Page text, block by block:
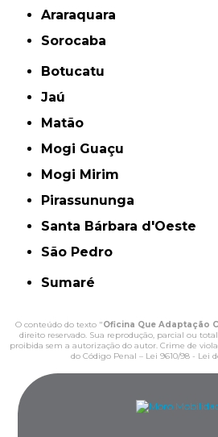
Araraquara
Sorocaba
Botucatu
Jaú
Matão
Mogi Guaçu
Mogi Mirim
Pirassununga
Santa Bárbara d'Oeste
São Pedro
Sumaré
O conteúdo do texto "Oficina Que Adaptação
direito reservado. Sua reprodução, parcial ou
proibida sem a autorização do autor. Crime de
do Código Penal – Lei 9610/98 - Lei